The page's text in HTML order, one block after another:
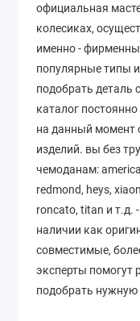
официальная
колесиках,
именно -
популярные типы
подобрать
каталог
на данный момент
изделий. вы без
чемоданам:
redmond, heys,
roncato, titan и т.д.
наличии как
совместимые,
эксперты помогут
подобрать нужную